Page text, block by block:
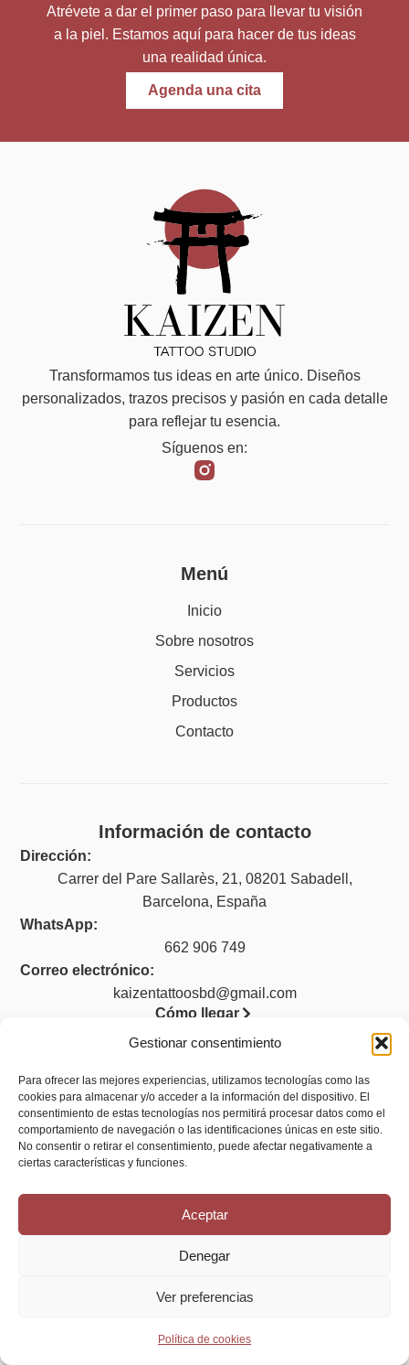
Gestionar consentimiento
Para ofrecer las mejores experiencias, utilizamos tecnologías como las
cookies para almacenar y/o acceder a la información del dispositivo. El
consentimiento de estas tecnologías nos permitirá procesar datos como el
comportamiento de navegación o las identificaciones únicas en este sitio.
No consentir o retirar el consentimiento, puede afectar negativamente a
ciertas características y funciones.
Aceptar
Denegar
Ver preferencias
Política de cookies
Atrévete a dar el primer paso para llevar tu visión
a la piel. Estamos aquí para hacer de tus ideas
una realidad única.
Agenda una cita
Transformamos tus ideas en arte único. Diseños
personalizados, trazos precisos y pasión en cada detalle
para reflejar tu esencia.
Síguenos en:
Menú
Inicio
Sobre nosotros
Servicios
Productos
Contacto
Información de contacto
Dirección:
Carrer del Pare Sallarès, 21, 08201 Sabadell,
Barcelona, España
WhatsApp:
662 906 749
Correo electrónico:
kaizentattoosbd@gmail.com
Cómo llegar
Legal
Aviso legal
Accesibilidad